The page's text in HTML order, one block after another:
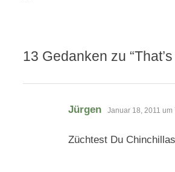
13 Gedanken zu “
Jürgen sagt:
Januar 18, 2011 um
Züchtest Du